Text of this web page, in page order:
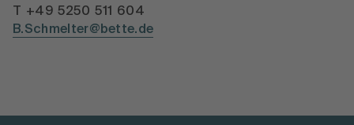
T +49 5250 511 604
B.Schmelter@bette.de